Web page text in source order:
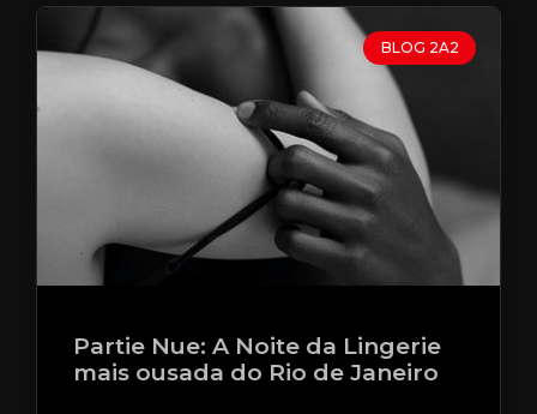
BLOG 2A2
Partie Nue: A Noite da Lingerie
mais ousada do Rio de Janeiro